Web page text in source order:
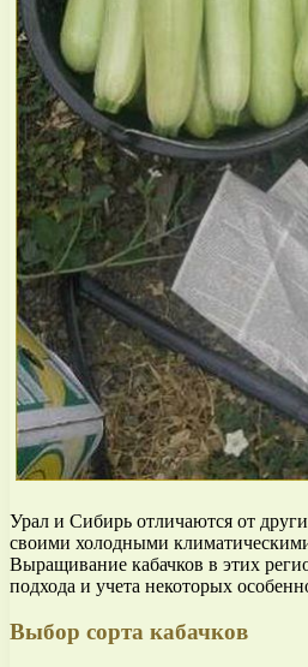
Урал и Сибирь отличаются от
своими холодными
Выращивание кабачков в этих
подхода и учета некоторых
Выбор сорта кабачков